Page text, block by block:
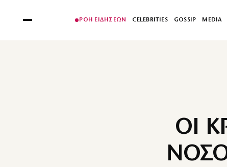
ΡΟΗ ΕΙΔΗΣΕΩΝ CELEBRITIES GOSSIP MEDIA
ΟΙ